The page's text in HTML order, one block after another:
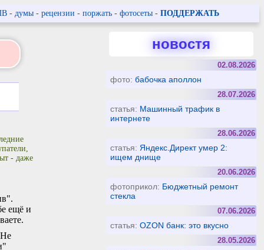
- думы- рецензии - поржать- фотосеты - ПОДДЕРЖАТЬ
- даже
ещё и
новостя
02.08.2026
фото:бабочка аполлон
28.07.2026
статья: Машинный трафик в
интернете
28.06.2026
статья: Яндекс.Директ умер 2:
ищем днище
20.06.2026
фотоприкол: Бюджетный ремонт
стекла
07.06.2026
статья:OZON банк: это вкусно
28.05.2026